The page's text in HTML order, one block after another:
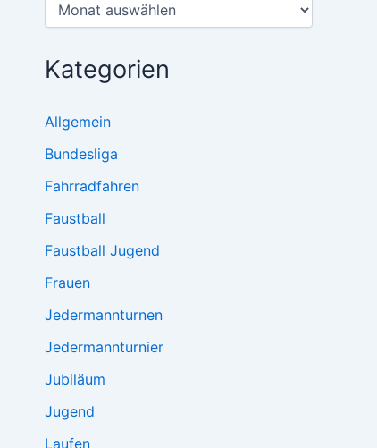
Kategorien
Allgemein
Bundesliga
Fahrradfahren
Faustball
Faustball Jugend
Frauen
Jedermannturnen
Jedermannturnier
Jubiläum
Jugend
Laufen